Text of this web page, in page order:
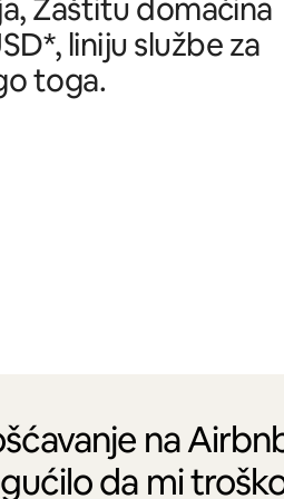
Zaštitu domaćina
liniju službe za
toga.
na
da mi